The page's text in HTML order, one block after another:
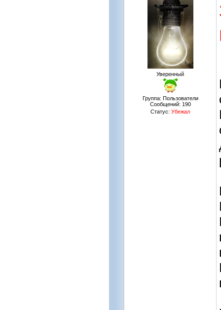
Уверенный
Группа: Пользователи
Сообщений: 190
Статус: Убежал